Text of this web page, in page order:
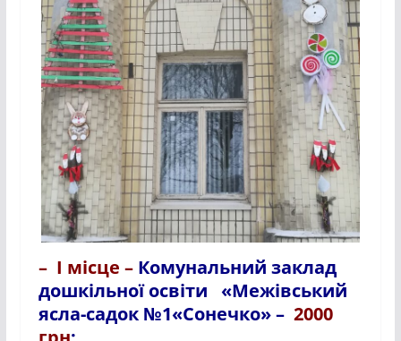
– І місце –Комунальний заклад
дошкільної освіти «Межівський
ясла-садок №1«Сонечко» – 2000